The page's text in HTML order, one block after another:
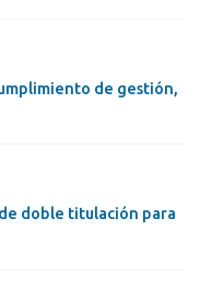
de gestión,
doble titulación para